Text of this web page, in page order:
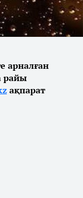
арналған
райы
ақпарат